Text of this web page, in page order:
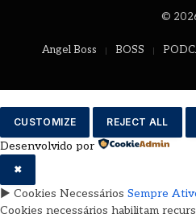
©
Angel Boss BOSS
CUSTOMIZE REJECT ALL
Desenvolvido por
✖
► Cookies Necessários Sempre
Cookies necessários habilitam